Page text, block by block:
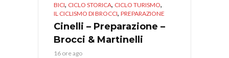
BICI, CICLO STORICA, CICLO TURISMO,
IL CICLISMO DI BROCCI, PREPARAZIONE
Cinelli – Preparazione –
Brocci & Martinelli
16 ore ago